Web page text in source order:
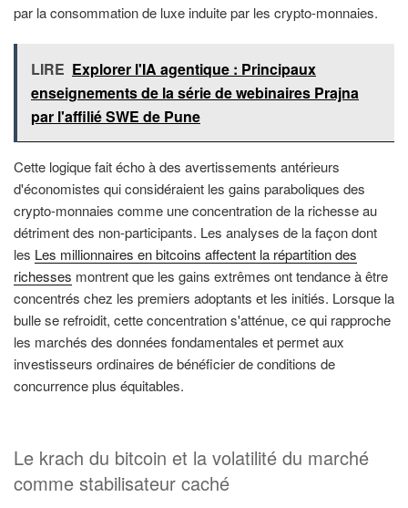
par la consommation de luxe induite par les crypto-monnaies.
LIRE Explorer l'IA agentique : Principaux
enseignements de la série de webinaires Prajna
par l'affilié SWE de Pune
Cette logique fait écho à des avertissements antérieurs
d'économistes qui considéraient les gains paraboliques des
crypto-monnaies comme une concentration de la richesse au
détriment des non-participants. Les analyses de la façon dont
les Les millionnaires en bitcoins affectent la répartition des
richesses montrent que les gains extrêmes ont tendance à être
concentrés chez les premiers adoptants et les initiés. Lorsque la
bulle se refroidit, cette concentration s'atténue, ce qui rapproche
les marchés des données fondamentales et permet aux
investisseurs ordinaires de bénéficier de conditions de
concurrence plus équitables.
Le krach du bitcoin et la volatilité du marché
comme stabilisateur caché